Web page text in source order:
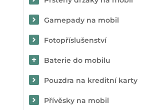
Gamepady na mobil
Fotopříslušenství
Baterie do mobilu
Pouzdra na kreditní karty
Přívěsky na mobil